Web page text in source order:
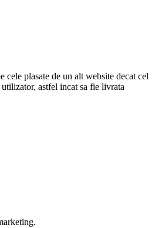
cele plasate de un alt website decat cel
astfel incat sa fie livrata